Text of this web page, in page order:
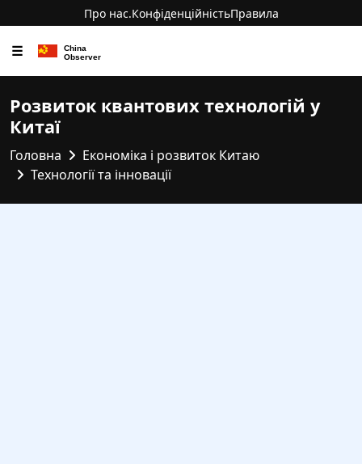
Про нас.КонфіденційністьПравила
☰
Розвиток квантових технологій у
Китаї
Головна
Економіка і розвиток Китаю
Технології та інновації